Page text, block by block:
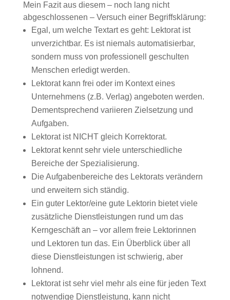
Mein Fazit aus diesem – noch lang nicht
abgeschlossenen – Versuch einer Begriffsklärung:
Egal, um welche Textart es geht: Lektorat ist
unverzichtbar. Es ist niemals automatisierbar,
sondern muss von professionell geschulten
Menschen erledigt werden.
Lektorat kann frei oder im Kontext eines
Unternehmens (z.B. Verlag) angeboten werden.
Dementsprechend variieren Zielsetzung und
Aufgaben.
Lektorat ist NICHT gleich Korrektorat.
Lektorat kennt sehr viele unterschiedliche
Bereiche der Spezialisierung.
Die Aufgabenbereiche des Lektorats verändern
und erweitern sich ständig.
Ein guter Lektor/eine gute Lektorin bietet viele
zusätzliche Dienstleistungen rund um das
Kerngeschäft an – vor allem freie Lektorinnen
und Lektoren tun das. Ein Überblick über all
diese Dienstleistungen ist schwierig, aber
lohnend.
Lektorat ist sehr viel mehr als eine für jeden Text
notwendige Dienstleistung, kann nicht